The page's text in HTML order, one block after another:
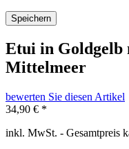
Speichern
Etui in
Mittelmeer
bewerten Sie diesen Artikel
34,90 € *
inkl. MwSt. - Gesamtpreis